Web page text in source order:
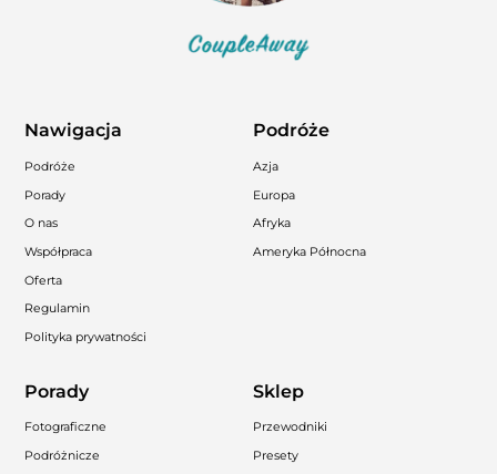
Nawigacja
Podróże
Porady
O nas
Współpraca
Oferta
Regulamin
Polityka prywatności
Podróże
Azja
Europa
Afryka
Ameryka Północna
Porady
Fotograficzne
Podróżnicze
Sklep
Przewodniki
Presety